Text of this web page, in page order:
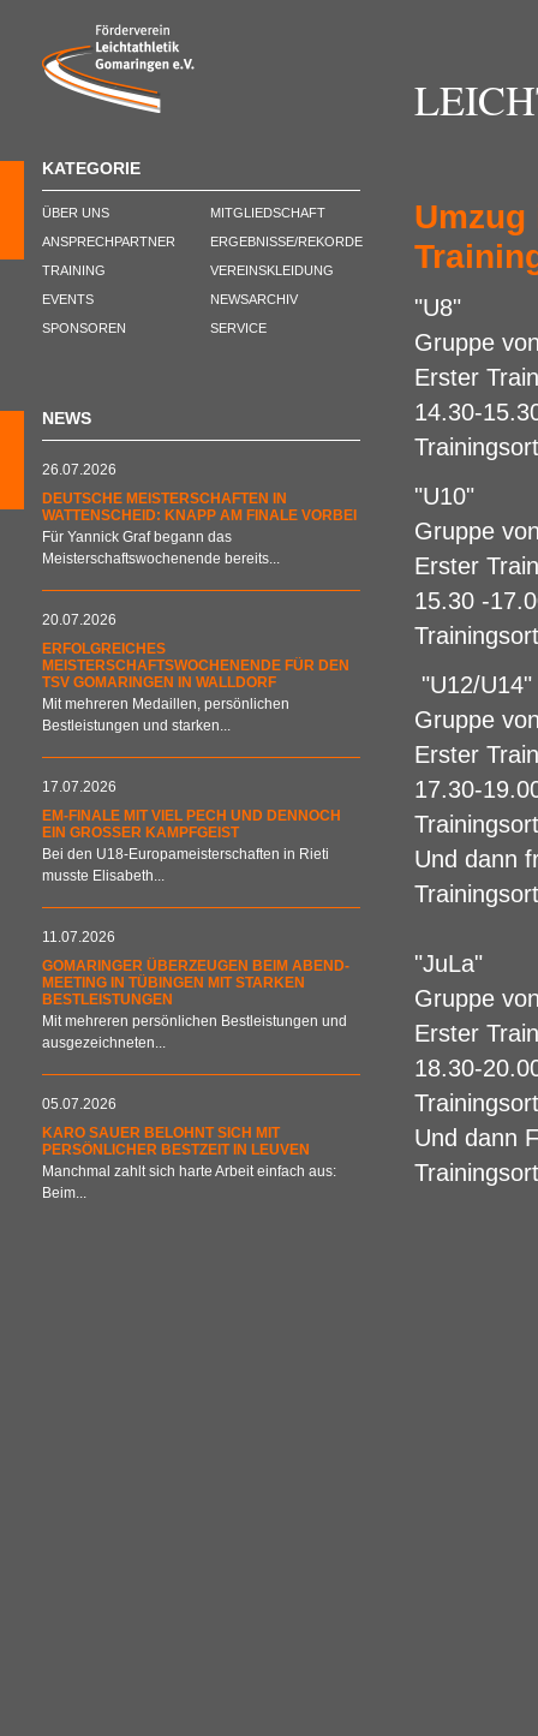
KATEGORIE
ÜBER UNS
ANSPRECHPARTNER
TRAINING
EVENTS
SPONSOREN
MITGLIEDSCHAFT
ERGEBNISSE/REKORDE
VEREINSKLEIDUNG
NEWSARCHIV
SERVICE
NEWS
26.07.2026
DEUTSCHE MEISTERSCHAFTEN IN
WATTENSCHEID: KNAPP AM FINALE VORBEI
Für Yannick Graf begann das
Meisterschaftswochenende bereits...
20.07.2026
ERFOLGREICHES
MEISTERSCHAFTSWOCHENENDE FÜR DEN
TSV GOMARINGEN IN WALLDORF
Mit mehreren Medaillen, persönlichen
Bestleistungen und starken...
17.07.2026
EM-FINALE MIT VIEL PECH UND DENNOCH
EIN GROSSER KAMPFGEIST
Bei den U18-Europameisterschaften in Rieti
musste Elisabeth...
11.07.2026
GOMARINGER ÜBERZEUGEN BEIM ABEND-
MEETING IN TÜBINGEN MIT STARKEN
BESTLEISTUNGEN
Mit mehreren persönlichen Bestleistungen und
ausgezeichneten...
05.07.2026
KARO SAUER BELOHNT SICH MIT
PERSÖNLICHER BESTZEIT IN LEUVEN
Manchmal zahlt sich harte Arbeit einfach aus:
Beim...
"U8"
Gruppe
Erster
14.30-
"U10"
Gruppe
Erster
15.30 -
"U12/U14"
Gruppe
Erster
17.30-
Und dann
"JuLa"
Gruppe
Erster
18.30-
Und dann